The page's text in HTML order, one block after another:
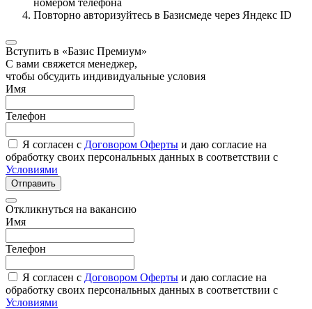
Повторно авторизуйтесь в Базисмеде через Яндекс ID
Вступить в «Базис Премиум»
С вами свяжется менеджер,
чтобы обсудить индивидуальные условия
Имя
Телефон
Я согласен с Договором Оферты и даю согласие на
обработку своих персональных данных в соответствии с
Условиями
Отправить
Откликнуться на вакансию
Имя
Телефон
Я согласен с Договором Оферты и даю согласие на
обработку своих персональных данных в соответствии с
Условиями